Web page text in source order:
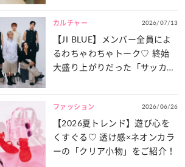
カルチャー 2026/07/13
【JI BLUE】メンバー全員によ
るわちゃわちゃトーク♡ 終始
大盛り上がりだった「サッカー
ファッション 2026/06/26
【2026夏トレンド】遊び心を
くすぐる♡ 透け感×ネオンカラ
ーの「クリア小物」をご紹介！